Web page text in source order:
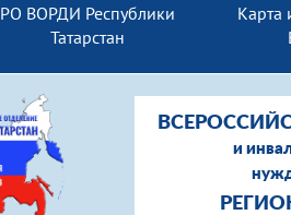
РО ВОРДИ Республики
Татарстан
Карта
и